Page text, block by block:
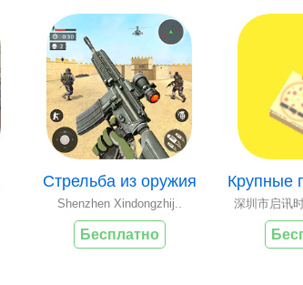
Стрельба из оружия
Shenzhen Xindongzhij..
Бесплатно
Крупные
深圳市启讯